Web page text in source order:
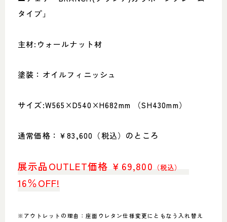
タイプ」
主材:ウォールナット材
塗装：オイルフィニッシュ
サイズ:W565×D540×H682mm （SH430mm）
通常価格：￥83,600（税込）のところ
展示品OUTLET価格 ￥69,800 （税込）
16％OFF!
※アウトレットの理由：座面ウレタン仕様変更にともなう入れ替え